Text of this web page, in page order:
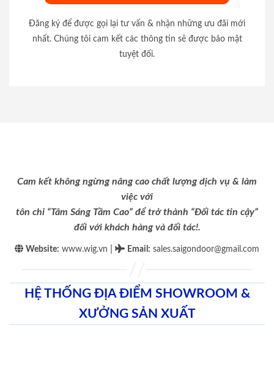
Đăng ký để được gọi lại tư vấn & nhận những ưu đãi mới
nhất. Chúng tôi cam kết các thông tin sẽ được bảo mật
tuyệt đối.
Cam kết không ngừng nâng cao chất lượng dịch vụ & làm
việc với
tôn chỉ “Tâm Sáng Tầm Cao” để trở thành “Đối tác tin cậy”
đối với khách hàng và đối tác!.
Website: www.wig.vn Email : sales.saigondoor@gmail.com
HỆ THỐNG ĐỊA ĐIỂM SHOWROOM &
XƯỞNG SẢN XUẤT